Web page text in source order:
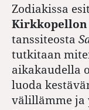
Zodiakissa
Kirkkopellon
tanssiteosta
tutkitaan
aikakaudella
luoda
välillämme